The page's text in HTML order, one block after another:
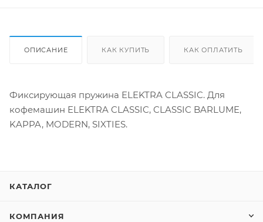
ОПИСАНИЕ КАК КУПИТЬ КАК ОПЛАТИТЬ
Фиксирующая пружина ELEKTRA CLASSIC. Для
кофемашин ELEKTRA CLASSIC, CLASSIC BARLUME,
KAPPA, MODERN, SIXTIES.
КАТАЛОГ
КОМПАНИЯ